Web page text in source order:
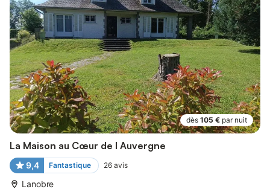
dès 105 € par nuit
La Maison au Cœur de l Auvergne
9,4 Fantastique 26 avis
Lanobre